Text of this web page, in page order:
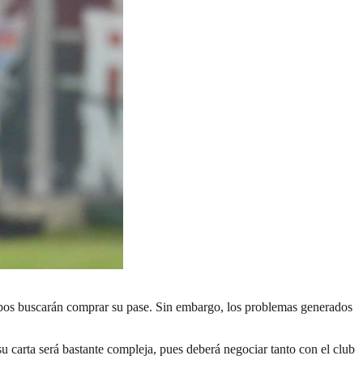
buscarán comprar su pase. Sin embargo, los problemas generados
será bastante compleja, pues deberá negociar tanto con el club